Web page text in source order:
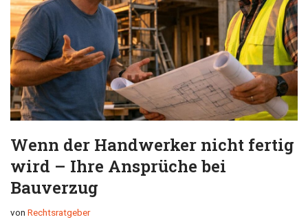
Wenn der Handwerker nicht fertig
wird – Ihre Ansprüche bei
Bauverzug
von Rechtsratgeber